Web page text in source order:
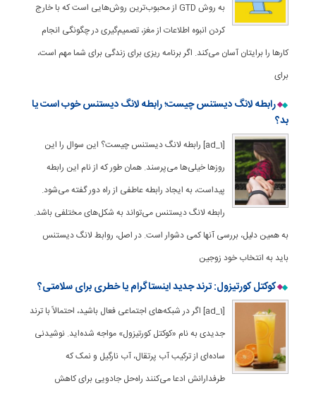
به روش GTD از محبوب‌ترین روش‌هایی است که با خارج
کردن انبوه اطلاعات از مغز، تصمیم‌گیری در چگونگی انجام
کارها را برایتان آسان می‌کند. اگر برنامه ریزی برای زندگی برای شما مهم است،
برای
رابطه لانگ دیستنس چیست؛ رابطه لانگ دیستنس خوب است یا
بد؟
[ad_1] رابطه لانگ دیستنس چیست؟ این سوال را این
روزها خیلی‌ها می‌پرسند. همان طور که از نام این رابطه
پیداست، به ایجاد رابطه عاطفی از راه دور گفته می‌شود.
رابطه لانگ دیستنس می‌تواند به شکل‌های مختلفی باشد.
به ‌همین‌ دلیل، بررسی آنها کمی دشوار است. در اصل، روابط لانگ دیستنس
باید به انتخاب خود زوجین
کوکتل کورتیزول: ترند جدید اینستاگرام یا خطری برای سلامتی؟
[ad_1] اگر در شبکه‌های اجتماعی فعال باشید، احتمالاً با ترند
جدیدی به نام «کوکتل کورتیزول» مواجه شده‌اید. نوشیدنی
ساده‌ای از ترکیب آب پرتقال، آب نارگیل و نمک که
طرفدارانش ادعا می‌کنند راه‌حل جادویی برای کاهش